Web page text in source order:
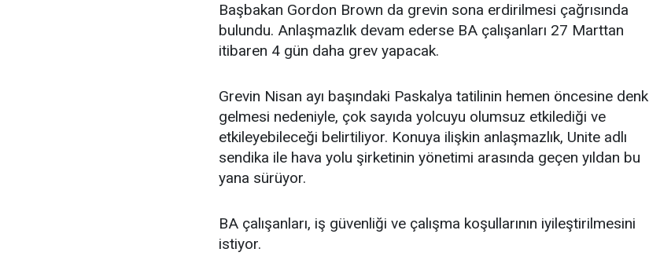
Başbakan Gordon Brown da grevin sona erdirilmesi çağrısında
bulundu. Anlaşmazlık devam ederse BA çalışanları 27 Marttan
itibaren 4 gün daha grev yapacak.
Grevin Nisan ayı başındaki Paskalya tatilinin hemen öncesine denk
gelmesi nedeniyle, çok sayıda yolcuyu olumsuz etkilediği ve
etkileyebileceği belirtiliyor. Konuya ilişkin anlaşmazlık, Unite adlı
sendika ile hava yolu şirketinin yönetimi arasında geçen yıldan bu
yana sürüyor.
BA çalışanları, iş güvenliği ve çalışma koşullarının iyileştirilmesini
istiyor.